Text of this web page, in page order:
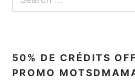
for:
50% DE CRÉDITS
PROMO